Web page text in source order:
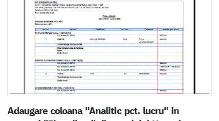
Adaugare coloana "Analitic pct. lucru" in